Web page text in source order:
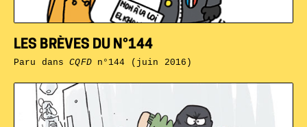
LES BRÈVES DU N°144
Paru dansCQFDn°144 (juin 2016)